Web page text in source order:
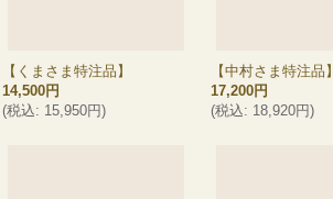
【くまさま特注品】
14,500円
(税込: 15,950円)
【中村さま特注品】
17,200円
(税込: 18,920円)